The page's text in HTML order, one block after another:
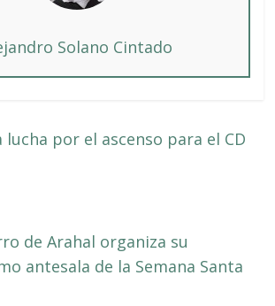
Solano Cintado
lucha por el ascenso para el CD
de Arahal organiza su
antesala de la Semana Santa